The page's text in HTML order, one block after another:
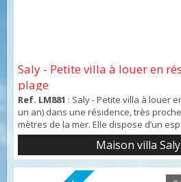
Saly - Petite villa à louer en
plage
Ref. LM881 : Saly - Petite villa à louer
un an) dans une résidence, très
mètres de la mer. Elle dispose d’un
avec transats, réservée
locataires de la résidence. La villa se
chaussée d’un salon/salle à manger
d'eau et d’un espace thé extérieur a...
Maison villa Saly